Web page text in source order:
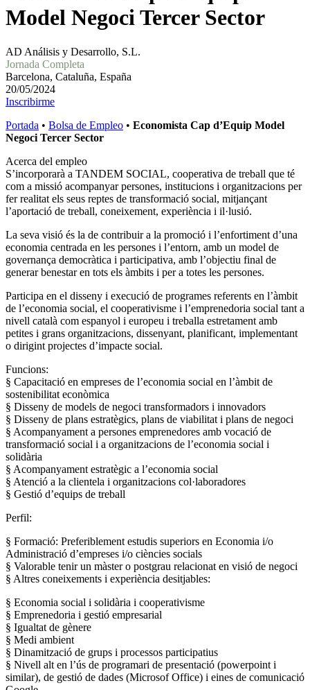
Model Negoci Tercer Sector
AD Análisis y Desarrollo, S.L.
Jornada Completa
Barcelona, Cataluña, España
20/05/2024
Inscribirme
Portada • Bolsa de Empleo • Economista Cap d’Equip Model
Negoci Tercer Sector
Acerca del empleo
S’incorporarà a TANDEM SOCIAL, cooperativa de treball que té
com a missió acompanyar persones, institucions i organitzacions per
fer realitat els seus reptes de transformació social, mitjançant
l’aportació de treball, coneixement, experiència i il·lusió.
La seva visió és la de contribuir a la promoció i l’enfortiment d’una
economia centrada en les persones i l’entorn, amb un model de
governança democràtica i participativa, amb l’objectiu final de
generar benestar en tots els àmbits i per a totes les persones.
Participa en el disseny i execució de programes referents en l’àmbit
de l’economia social, el cooperativisme i l’emprenedoria social tant a
nivell català com espanyol i europeu i treballa estretament amb
petites i grans organitzacions, dissenyant, planificant, implementant
o dirigint projectes d’impacte social.
Funcions:
§ Capacitació en empreses de l’economia social en l’àmbit de
sostenibilitat econòmica
§ Disseny de models de negoci transformadors i innovadors
§ Disseny de plans estratègics, plans de viabilitat i plans de negoci
§ Acompanyament a persones emprenedores amb vocació de
transformació social i a organitzacions de l’economia social i
solidària
§ Acompanyament estratègic a l’economia social
§ Atenció a la clientela i organitzacions col·laboradores
§ Gestió d’equips de treball
Perfil:
§ Formació: Preferiblement estudis superiors en Economia i/o
Administració d’empreses i/o ciències socials
§ Valorable tenir un màster o postgrau relacionat en visió de negoci
§ Altres coneixements i experiència desitjables:
§ Economia social i solidària i cooperativisme
§ Emprenedoria i gestió empresarial
§ Igualtat de gènere
§ Medi ambient
§ Dinamització de grups i processos participatius
§ Nivell alt en l’ús de programari de presentació (powerpoint i
similar), de gestió de dades (Microsof Office) i eines de comunicació